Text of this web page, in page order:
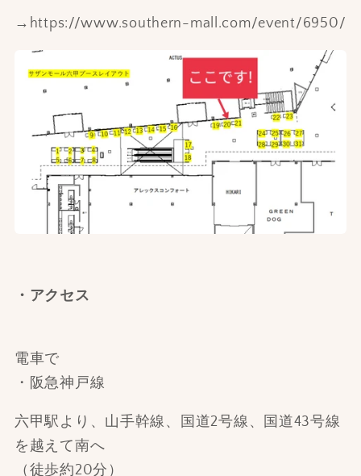
→ https://www.southern-mall.com/event/6950/
・アクセス
電車で
・阪急神戸線
六甲駅より、山手幹線、国道2号線、国道43号線
を越えて南へ
（徒歩約20分）